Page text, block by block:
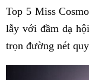
Top 5 Miss
lẫy với đầm dạ
trọn đường nét